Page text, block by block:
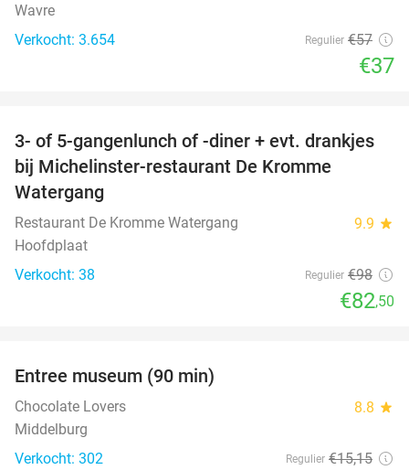
Wavre
Verkocht: 3.654
Regulier €57
€37
16%
3- of 5-gangenlunch of -diner + evt. drankjes
bij Michelinster-restaurant De Kromme
Watergang
Restaurant De Kromme Watergang 9.9 star
Hoofdplaat
Verkocht: 38
Regulier €98
€82,50
Entree museum (90 min)
Chocolate Lovers 8.8 star
Middelburg
Verkocht: 302
Regulier €15,15